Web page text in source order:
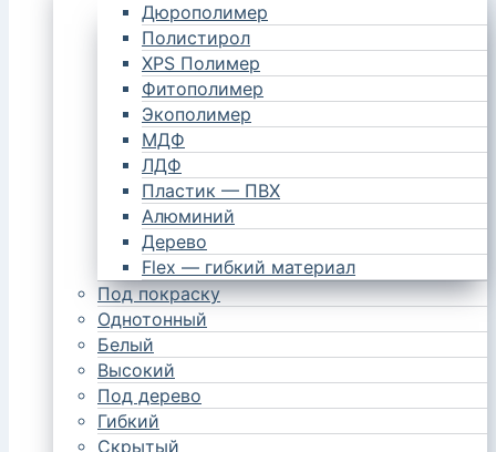
Дюрополимер
Полистирол
XPS Полимер
Фитополимер
Экополимер
МДФ
ЛДФ
Пластик — ПВХ
Алюминий
Дерево
Flex — гибкий материал
Под покраску
Однотонный
Белый
Высокий
Под дерево
Гибкий
Скрытый